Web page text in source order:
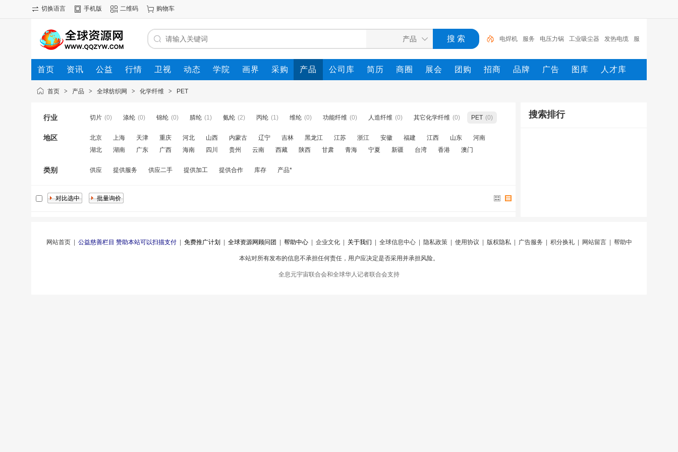
切换语言 手机版 二维码 购物车
电焊机 服务 电压力锅 工业吸尘器 发热电缆 服
装 服装打包机 服务/ 工具 家用电器
首页 资讯 公益 行情 卫视 动态 学院 画界 采购 产品 公司库 简历 商圈 展会 团购 招商 品牌 广告 图库 人才库
首页 > 产品 > 全球纺织网 > 化学纤维 > PET
行业 切片 (0) 涤纶 (0) 锦纶 (0) 腈纶 (1) 氨纶 (2) 丙纶 (1) 维纶 (0) 功能纤维 (0) 人造纤维 (0) 其它化学纤维 (0) PET (0)
地区 北京 上海 天津 重庆 河北 山西 内蒙古 辽宁 吉林 黑龙江 江苏 浙江 安徽 福建 江西 山东
河南
湖北
湖南 广东 广西 海南 四川 贵州 云南 西藏 陕西 甘肃 青海 宁夏 新疆 台湾 香港 澳门
类别 供应 提供服务 供应二手 提供加工 提供合作 库存 产品*
搜索排行
网站首页| 公益慈善栏目 赞助本站可以扫描支付| 免费推广计划 全球资源网顾问团 帮助中心| 企业文化| 关于我们 全球信息中心| 隐私政策| 使用协议 版权隐私| 广告服务 积分换礼| 网站留言| 帮助中
心|违规举报
本站对所有发布的信息不承担任何责任，用户应决定是否采用并承担风险。
全息元宇宙联合会和全球华人记者联合会支持